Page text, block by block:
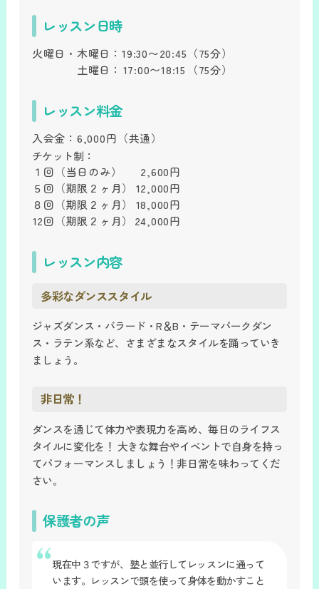
レッスン日時
火曜日・木曜日： 19:30〜20:45 （75分）
土曜日： 17:00〜18:15 （75分）
レッスン料金
入会金： 6,000円 （共通）
チケット制：
１回 （当日のみ）
2,600円
５回 （期限２ヶ月）
12,000円
８回 （期限２ヶ月）
18,000円
12回 （期限２ヶ月） 24,000円
レッスン内容
多彩なダンススタイル
ジャズダンス・バラード・R＆B・テーマパークダン
ス・ラテン系など、さまざまなスタイルを踊っていき
ましょう。
非日常！
ダンスを通じて体力や表現力を高め、毎日のライフス
タイルに変化を！ 大きな舞台やイベントで自身を持っ
てパフォーマンスしましょう！非日常を味わってくだ
さい。
保護者の声
現在中３ですが、塾と並行してレッスンに通って
います。レッスンで頭を使って身体を動かすこと